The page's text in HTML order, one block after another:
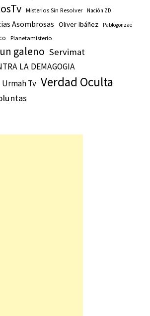
Misterios Sin Resolver Nación ZDI
Asombrosas Oliver Ibáñez Pablogonzae
Planetamisterio
galeno Servimat
LA DEMAGOGIA
Urmah Tv Verdad Oculta